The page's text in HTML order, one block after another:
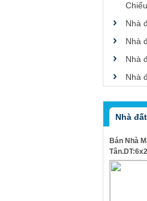
Chiểu
Nhà
Nhà
Nhà
Nhà
Nhà
Bán Nhà